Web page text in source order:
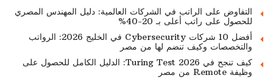
التفاوض على الراتب في الشركات العالمية: دليل المهندس المصري
للحصول على راتب أعلى بـ 20-40%
أفضل 10 شركات Cybersecurity في الخليج 2026: الرواتب
والتخصصات وكيف تنضم لها من مصر
كيف تنجح في Turing Test 2026: الدليل الكامل للحصول على
وظيفة Remote من مصر